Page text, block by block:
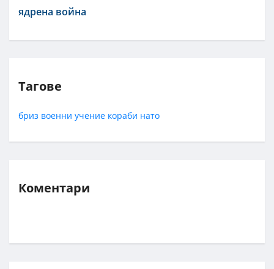
ядрена война
Тагове
бриз военни учение кораби нато
Коментари